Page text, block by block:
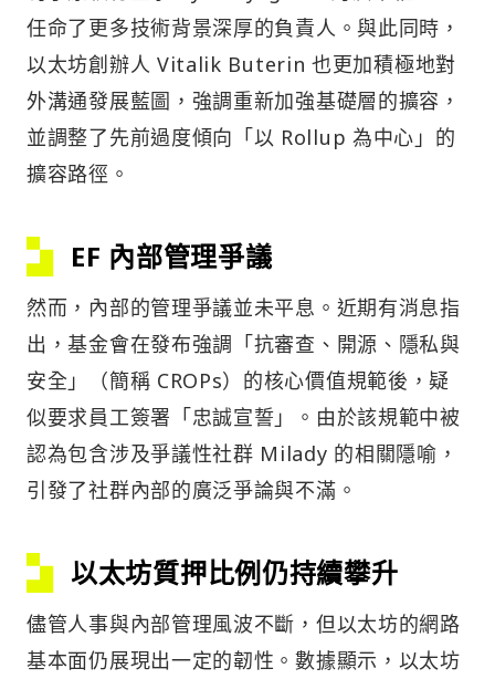
任命了更多技術背景深厚的負責人。與此同時，
以太坊創辦人 Vitalik Buterin 也更加積極地對
外溝通發展藍圖，強調重新加強基礎層的擴容，
並調整了先前過度傾向「以 Rollup 為中心」的
擴容路徑。
EF 內部管理爭議
然而，內部的管理爭議並未平息。近期有消息指
出，基金會在發布強調「抗審查、開源、隱私與
安全」（簡稱 CROPs）的核心價值規範後，疑
似要求員工簽署「忠誠宣誓」。由於該規範中被
認為包含涉及爭議性社群 Milady 的相關隱喻，
引發了社群內部的廣泛爭論與不滿。
以太坊質押比例仍持續攀升
儘管人事與內部管理風波不斷，但以太坊的網路
基本面仍展現出一定的韌性。數據顯示，以太坊